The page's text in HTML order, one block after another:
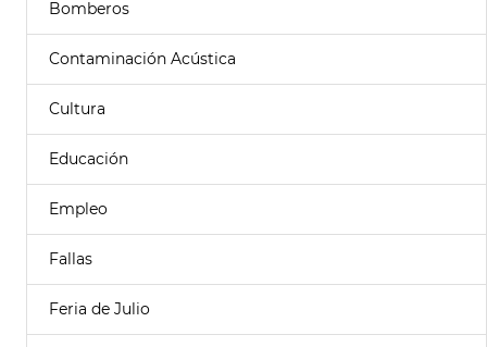
Bomberos
Contaminación Acústica
Cultura
Educación
Empleo
Fallas
Feria de Julio